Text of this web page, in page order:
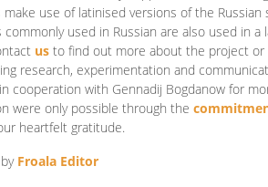
use of latinised versions of the
commonly used in Russian are also used in
us to find out more about the project or
research, experimentation and
cooperation with Gennadij Bogdanow for
were only possible through the
heartfelt gratitude.
Froala Editor